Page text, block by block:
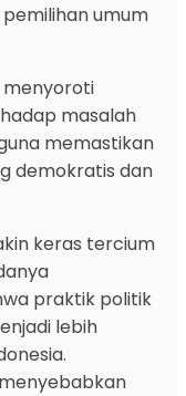
umum
menyoroti
masalah
memastikan
demokratis dan
keras tercium
praktik politik
lebih